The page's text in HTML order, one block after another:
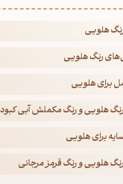
هلویی
رنگ هلویی
برای هلویی
هلویی و رنگ مکملش آبی کبود
برای هلویی
هلویی و رنگ قرمز مرجانی